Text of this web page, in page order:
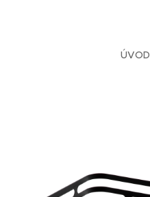
ÚVOD